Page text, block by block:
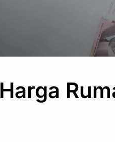
Harga